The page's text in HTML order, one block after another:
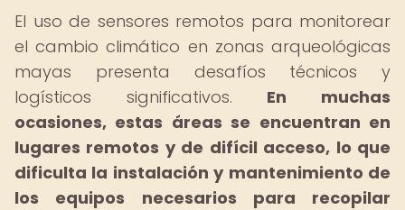
El uso de sensores remotos para monitorear
el cambio climático en zonas arqueológicas
mayas presenta desafíos técnicos y
logísticos significativos. En muchas
ocasiones, estas áreas se encuentran en
lugares remotos y de difícil acceso, lo que
dificulta la instalación y mantenimiento de
los equipos necesarios para recopilar